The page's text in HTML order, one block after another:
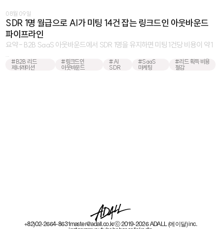
08월 09일
SDR 1명 월급으로 AI가 미팅 14건 잡는 링크드인 아웃바운드
파이프라인
요약 - B2B SaaS 아웃바운드에서 SDR 1명을 유지하면 미팅 1건당 비용이 약 1
#B2B 리드
제너레이션
#링크드인
아웃바운드
#AI
SDR
#SaaS
마케팅
#리드 획득 비용
절감
+82)02-2664-8631master@adall.co.krⓒ 2019-2026 ADALL (에이달) inc.